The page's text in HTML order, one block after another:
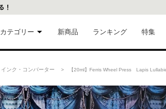
カテゴリー
美術品
本
新商品 ランキング 特集
e
インク・コンバーター > 【20ml】Ferris Wheel Press Lapis